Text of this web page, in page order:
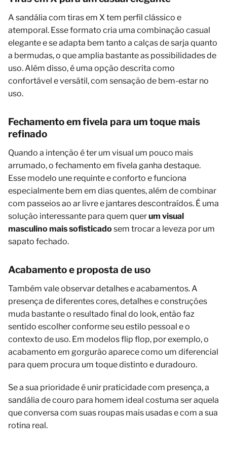
A sandália com tiras em X tem perfil clássico e
atemporal. Esse formato cria uma combinação casual
elegante e se adapta bem tanto a calças de sarja quanto
a bermudas, o que amplia bastante as possibilidades de
uso. Além disso, é uma opção descrita como
confortável e versátil, com sensação de bem-estar no
uso.
Fechamento em fivela para um toque mais
refinado
Quando a intenção é ter um visual um pouco mais
arrumado, o fechamento em fivela ganha destaque.
Esse modelo une requinte e conforto e funciona
especialmente bem em dias quentes, além de combinar
com passeios ao ar livre e jantares descontraídos. É uma
solução interessante para quem querum visual
masculino mais sofisticado sem trocar a leveza por um
sapato fechado.
Acabamento e proposta de uso
Também vale observar detalhes e acabamentos. A
presença de diferentes cores, detalhes e construções
muda bastante o resultado final do look, então faz
sentido escolher conforme seu estilo pessoal e o
contexto de uso. Em modelos flip flop, por exemplo, o
acabamento em gorgurão aparece como um diferencial
para quem procura um toque distinto e duradouro.
Se a sua prioridade é unir praticidade com presença, a
sandália de couro para homem ideal costuma ser aquela
que conversa com suas roupas mais usadas e com a sua
rotina real.